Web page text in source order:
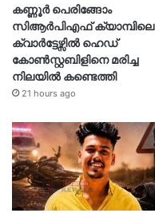
കണ്ണൂർ പെരിങ്ങോം
സിആർപിഎഫ് ക്യാമ്പിലെ
ക്വാർട്ടേഴ്സിൽ ഹെഡ്
കോൺസ്റ്റബിളിനെ മരിച്ച
നിലയിൽ കണ്ടെത്തി
21 hours ago